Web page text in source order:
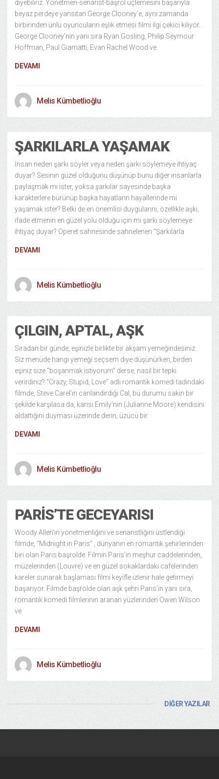
diyebiliriz. Yönetmen-senarist-başrol üçlemesini başarıyla
beyaz perdeye yansıtan George Clooney’e, aynı zamanda
birbirinden ünlü oyuncuların eşlik etmesi filmi ilgi çekici kılıyor.
George Clooney’nin yanı sıra Ryan Gosling, Philip Seymour
Hoffman, Paul Giamatti, Evan Rachel Wood ve
DEVAMI
Melis Kümbetlioğlu
ŞARKILARLA YAŞAMAK
İnsan neden şarkı söyler veya neden şarkı söylemeye ihtiyaç
duyar? Sesinin güzel olduğunu düşünüp bunu diğer insanlarla
paylaşmak mı ister, yoksa şarkılar sayesinde başka
karakterlere bürünüp başka hayatların hayallerinde mi
yaşamak ister? Belki de en önemlisi duygularını, özellikle aşkı,
ifade etmenin en güzel yolu olduğu için mi şarkı söylemeye
ihtiyaç duyar? Operet sahnesinde sahnelenen “Şarkılarla
DEVAMI
Melis Kümbetlioğlu
ÇILGIN, APTAL, AŞK
Sıradan bir günde, eşinizle birlikte bir akşam yemeğindesiniz.
Siz menüde hangi yemeği seçsem diye düşünürken, birden
eşiniz size “boşanmak istiyorum” derse, nasıl bir tepki
verirdiniz? “Crazy, Stupid, Love” adlı romantik komedi tadındaki
filmde, Steve Carel’ın canlandırdığı Cal, bu durumu sakin bir
şekilde karşılasa da, karısı Emily’nin (Julianne Moore) kendisini
aldattığını duyması üzerinde derin, üzücü bir
DEVAMI
Melis Kümbetlioğlu
PARIS’TE GECEYARISI
Woody Allen’ın yönetmenliğini ve senaristliğini üstlendiği
filmde, “Midnight in Paris” , dünyanın en romantik şehirlerinden
biri olan Paris başrolde. Filmin Paris’in meşhur caddelerinden,
müzelerinden (Louvre) ve en güzel sokaklardaki cafelerinden
kareler sunarak başlaması filmi keyifle izlenir hale getirmeyi
başarıyor. Filmde başrolde olan aşk şehri Paris’in yanı sıra,
romantik komedi filmlerinin aranan yüzlerinden Owen Wilson
ve
DEVAMI
Melis Kümbetlioğlu
DİĞER YAZILAR